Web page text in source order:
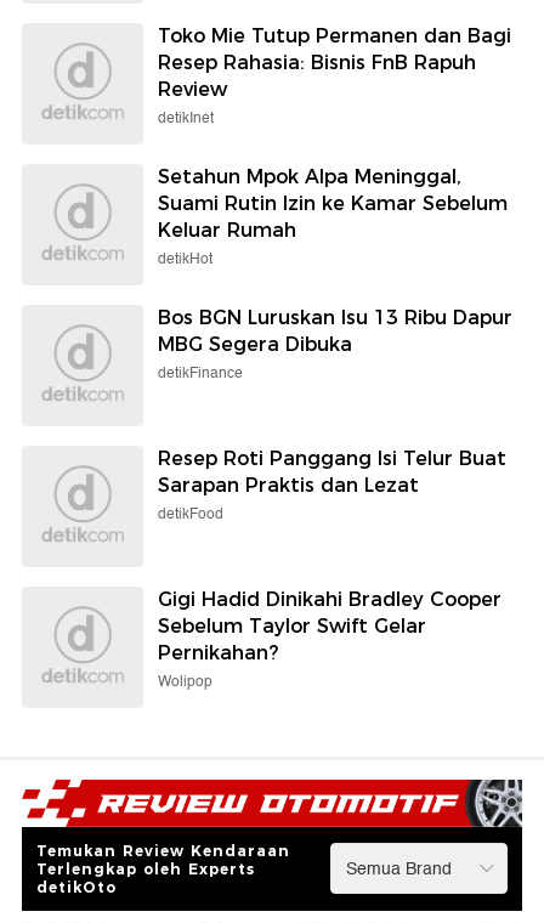
Toko Mie Tutup Permanen dan Bagi
Resep Rahasia: Bisnis FnB Rapuh
Review
detikInet
Setahun Mpok Alpa Meninggal,
Suami Rutin Izin ke Kamar Sebelum
Keluar Rumah
detikHot
Bos BGN Luruskan Isu 13 Ribu Dapur
MBG Segera Dibuka
detikFinance
Resep Roti Panggang Isi Telur Buat
Sarapan Praktis dan Lezat
detikFood
Gigi Hadid Dinikahi Bradley Cooper
Sebelum Taylor Swift Gelar
Pernikahan?
Wolipop
Temukan Review Kendaraan
Terlengkap oleh Experts
detikOto